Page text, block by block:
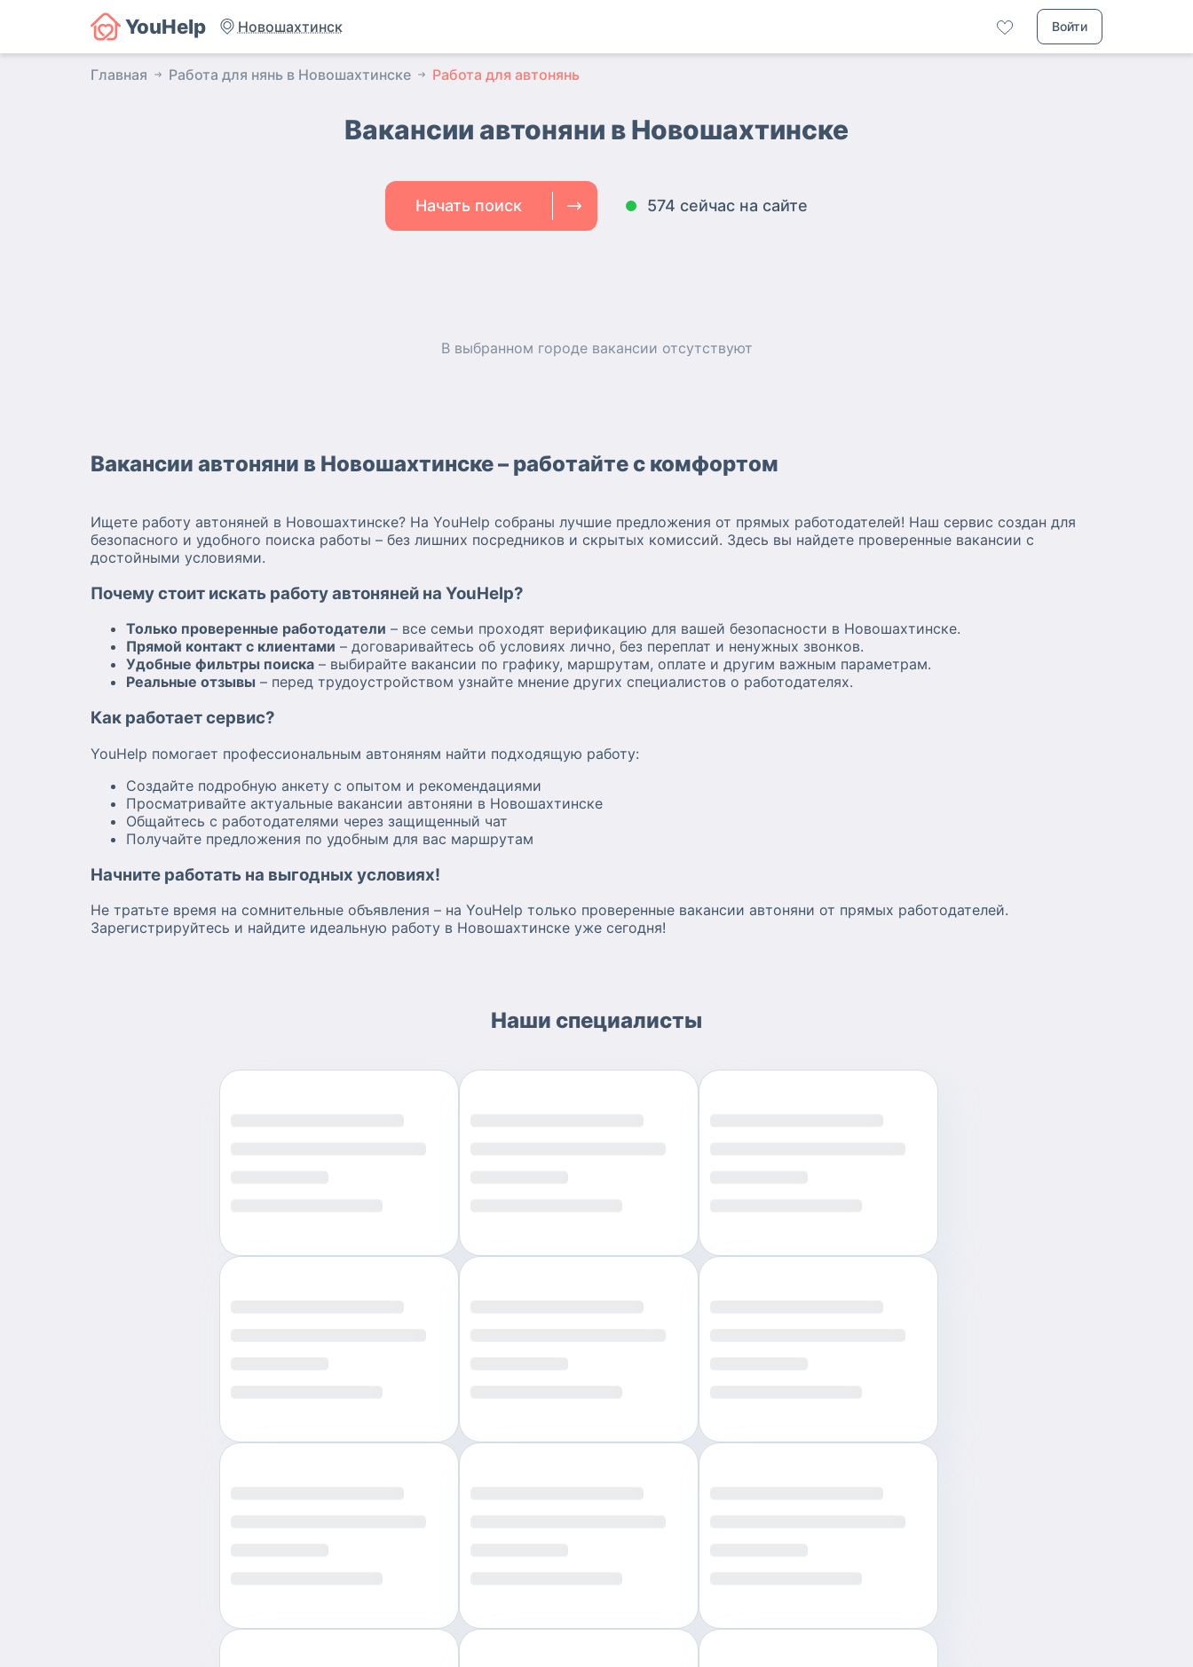
YouHelp Новошахтинск Войти
Главная Работа для нянь в Новошахтинске Работа для автонянь
Вакансии автоняни в Новошахтинске
Начать поиск 574 сейчас на сайте
В выбранном городе вакансии отсутствуют
Вакансии автоняни в Новошахтинске – работайте с комфортом
Ищете работу автоняней в Новошахтинске? На YouHelp собраны лучшие предложения от прямых работодателей! Наш сервис создан для
безопасного и удобного поиска работы – без лишних посредников и скрытых комиссий. Здесь вы найдете проверенные вакансии с
достойными условиями.
Почему стоит искать работу автоняней на YouHelp?
Только проверенные работодатели – все семьи проходят верификацию для вашей безопасности в Новошахтинске.
Прямой контакт с клиентами – договаривайтесь об условиях лично, без переплат и ненужных звонков.
Удобные фильтры поиска – выбирайте вакансии по графику, маршрутам, оплате и другим важным параметрам.
Реальные отзывы – перед трудоустройством узнайте мнение других специалистов о работодателях.
Как работает сервис?
YouHelp помогает профессиональным автоняням найти подходящую работу:
Создайте подробную анкету с опытом и рекомендациями
Просматривайте актуальные вакансии автоняни в Новошахтинске
Общайтесь с работодателями через защищенный чат
Получайте предложения по удобным для вас маршрутам
Начните работать на выгодных условиях!
Не тратьте время на сомнительные объявления – на YouHelp только проверенные вакансии автоняни от прямых работодателей.
Зарегистрируйтесь и найдите идеальную работу в Новошахтинске уже сегодня!
Наши специалисты